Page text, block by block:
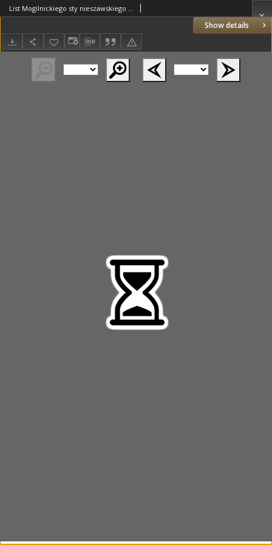
Show details
List Mogilnickiego sty nieszawskiego do NN kardynała